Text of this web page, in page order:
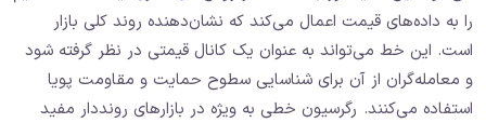
را به داده‌های قیمت اعمال می‌کند که نشان‌دهنده‌ روند کلی بازار
است. این خط می‌تواند به عنوان یک کانال قیمتی در نظر گرفته شود
و معامله‌گران از آن برای شناسایی سطوح حمایت و مقاومت پویا
استفاده می‌کنند. رگرسیون خطی به ویژه در بازارهای رونددار مفید